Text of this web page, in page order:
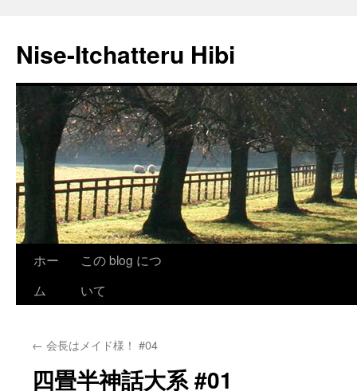
Nise-Itchatteru Hibi
ン
ホー
ム
この blog につ
いて
← 会長はメイド様！ #04
四畳半神話大系 #01